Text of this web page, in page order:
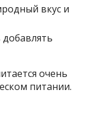
вкус и
добавлять
очень
питании.